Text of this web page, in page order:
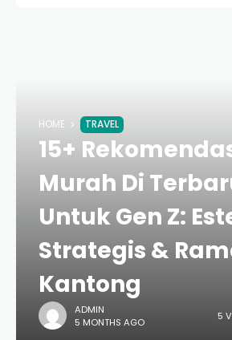
HOME TRAVEL
15+
Murah Di
Untuk Gen Z:
Strategis &
Kantong
ADMIN
5 MONTHS AGO
5